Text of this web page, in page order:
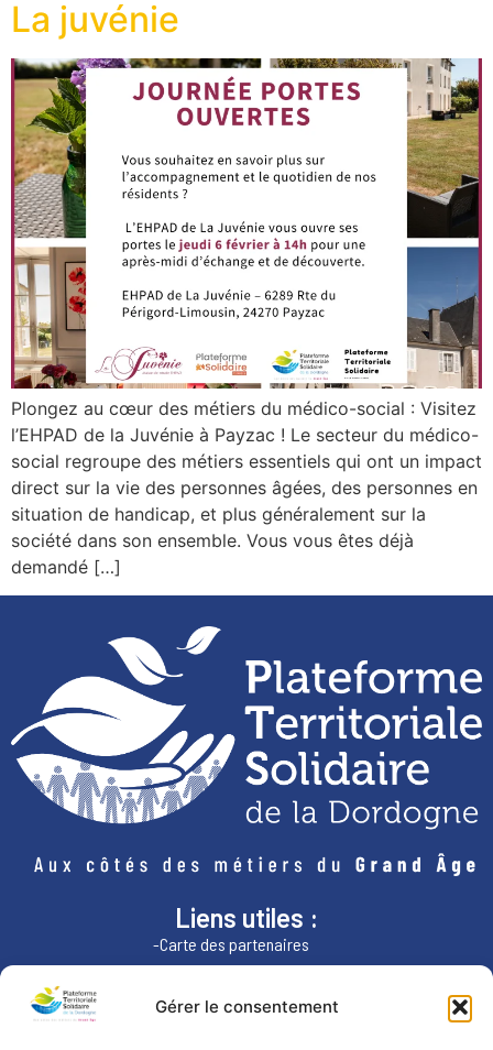
Gérer le consentement
La juvénie
Plongez au cœur des métiers du médico-social : Visitez
l’EHPAD de la Juvénie à Payzac ! Le secteur du médico-
social regroupe des métiers essentiels qui ont un impact
direct sur la vie des personnes âgées, des personnes en
situation de handicap, et plus généralement sur la
société dans son ensemble. Vous vous êtes déjà
demandé […]
Liens utiles :
-Carte des partenaires
-ARS Nouvelle-Aquitaine
-Région Nouvelle-Aquitaine